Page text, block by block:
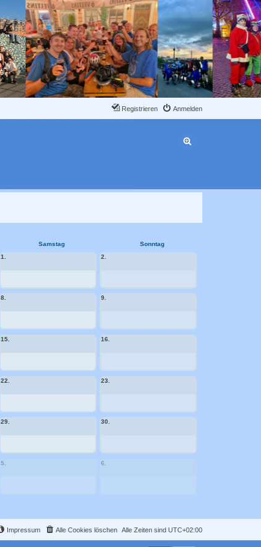
Anmelden
Registrieren
Samstag
Sonntag
1. 2.
8. 9.
15. 16.
22. 23.
29. 30.
5. 6.
Alle Zeiten sind UTC+02:00
Alle Cookies löschen
Impressum